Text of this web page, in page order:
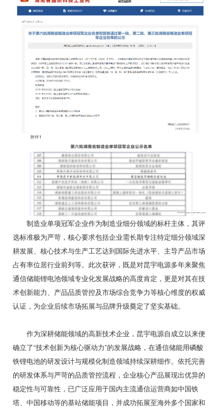
制造业单项冠军企业作为制造业细分领域的标杆主体，其评
选标准极为严苛，核心要求包括企业需长期专注特定细分领域深
耕发展、核心技术与生产工艺达到国际先进水平、主导产品市场
占有率位居行业前列等。此次获评，既是对昆宇电源多年来聚焦
通信储能锂电池领域专业化发展战略的高度肯定，更是对其在技
术创新能力、产品品质管控及市场综合竞争力等核心维度的权威
认证，为企业后续市场拓展与品牌升级奠定了坚实基础。
作为深耕储能领域的高新技术企业，昆宇电源自成立以来便
确立了“技术创新为核心驱动力”的发展战略，在通信储能用磷酸
铁锂电池的研发设计与规模化制造领域持续深耕细作。依托完善
的研发体系与严苛的品质管控流程，企业核心产品展现出优异的
稳定性与可靠性，已广泛应用于国内主流通信运营商如中国铁
塔、中国移动等的基站储能项目，并成功拓展至海外多个国家和